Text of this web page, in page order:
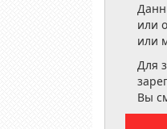
или
или
Для
Вы